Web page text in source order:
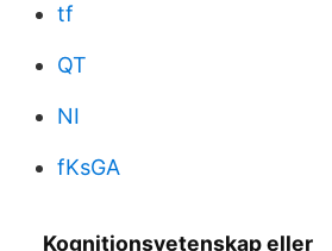
tf
QT
NI
fKsGA
Kognitionsvetenskap eller